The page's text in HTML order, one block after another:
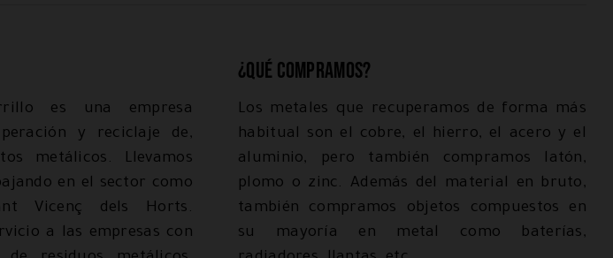
es una empresa
y reciclaje de,
metálicos. Llevamos
en el sector como
Vicenç dels Horts.
a las empresas con
¿Qué compramos?
Los metales que recuperamos de forma más
habitual son el cobre, el hierro, el acero y el
aluminio, pero también compramos latón,
plomo o zinc. Además del material en bruto,
también compramos objetos compuestos en
su mayoría en metal como baterías,